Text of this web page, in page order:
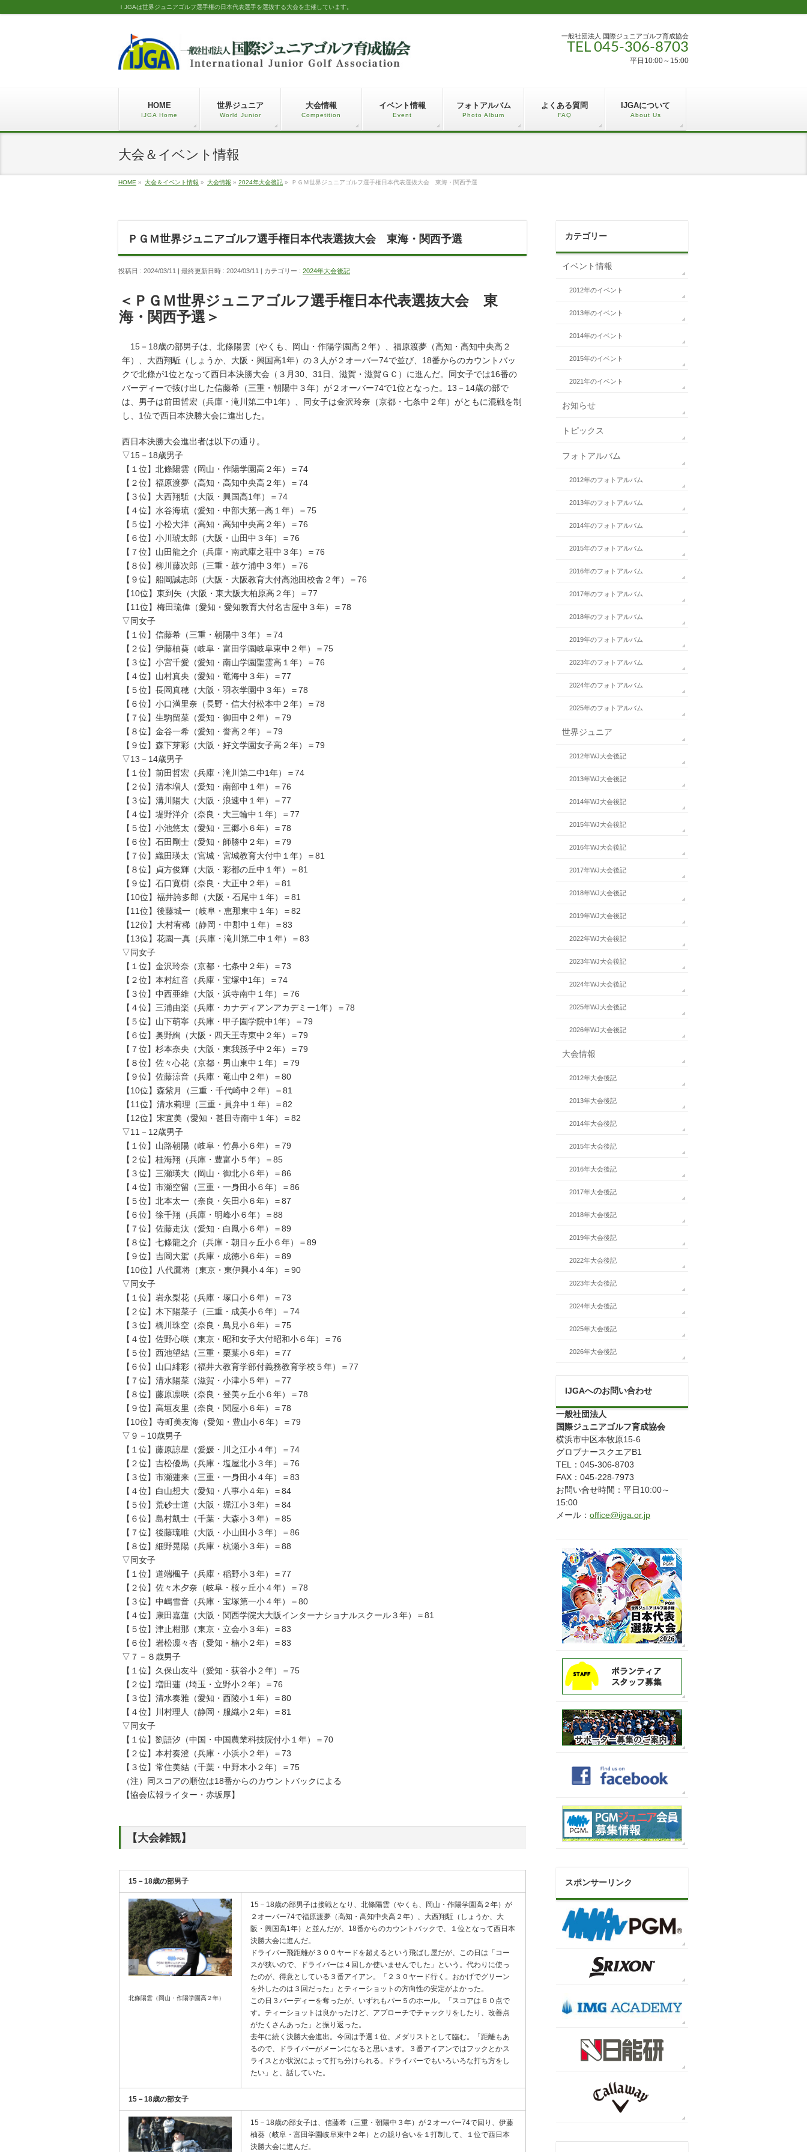
ＩJGAは世界ジュニアゴルフ選手権の日本代表選手を選抜する大会を主催しています。
一般社団法人 国際ジュニアゴルフ育成協会
TEL 045-306-8703
平日10:00～15:00
HOME
IJGA Home
世界ジュニア
World Junior
大会情報
Competition
イベント情報
Event
フォトアルバム
Photo Album
よくある質問
FAQ
IJGAについて
About Us
大会＆イベント情報
HOME » 大会＆イベント情報 » 大会情報 » 2024年大会後記 » ＰＧＭ世界ジュニアゴルフ選手権日本代表選抜大会 東海・関西予選
ＰＧＭ世界ジュニアゴルフ選手権日本代表選抜大会 東海・関西予選
投稿日 : 2024/03/11 最終更新日時 : 2024/03/11 カテゴリー : 2024年大会後記
＜ＰＧＭ世界ジュニアゴルフ選手権日本代表選抜大会 東
海・関西予選＞
15－18歳の部男子は、北條陽雲（やくも、岡山・作陽学園高２年）、福原渡夢（高知・高知中央高２
年）、大西翔駈（しょうか、大阪・興国高1年）の３人が２オーバー74で並び、18番からのカウントバッ
クで北條が1位となって西日本決勝大会（３月30、31日、滋賀・滋賀ＧＣ）に進んだ。同女子では16番の
バーディーで抜け出した信藤希（三重・朝陽中３年）が２オーバー74で1位となった。13－14歳の部で
は、男子は前田哲宏（兵庫・滝川第二中1年）、同女子は金沢玲奈（京都・七条中２年）がともに混戦を制
し、1位で西日本決勝大会に進出した。
西日本決勝大会進出者は以下の通り。
▽15－18歳男子
【１位】北條陽雲（岡山・作陽学園高２年）＝74
【２位】福原渡夢（高知・高知中央高２年）＝74
【３位】大西翔駈（大阪・興国高1年）＝74
【４位】水谷海琉（愛知・中部大第一高１年）＝75
【５位】小松大洋（高知・高知中央高２年）＝76
【６位】小川琥太郎（大阪・山田中３年）＝76
【７位】山田龍之介（兵庫・南武庫之荘中３年）＝76
【８位】柳川藤次郎（三重・鼓ケ浦中３年）＝76
【９位】船岡誠志郎（大阪・大阪教育大付高池田校舎２年）＝76
【10位】東到矢（大阪・東大阪大柏原高２年）＝77
【11位】梅田琉偉（愛知・愛知教育大付名古屋中３年）＝78
▽同女子
【１位】信藤希（三重・朝陽中３年）＝74
【２位】伊藤柚葵（岐阜・富田学園岐阜東中２年）＝75
【３位】小宮千愛（愛知・南山学園聖霊高１年）＝76
【４位】山村真央（愛知・竜海中３年）＝77
【５位】長岡真穂（大阪・羽衣学園中３年）＝78
【６位】小口満里奈（長野・信大付松本中２年）＝78
【７位】生駒留菜（愛知・御田中２年）＝79
【８位】金谷一希（愛知・誉高２年）＝79
【９位】森下芽彩（大阪・好文学園女子高２年）＝79
▽13－14歳男子
【１位】前田哲宏（兵庫・滝川第二中1年）＝74
【２位】清本増人（愛知・南部中１年）＝76
【３位】溝川陽大（大阪・浪速中１年）＝77
【４位】堤野洋介（奈良・大三輪中１年）＝77
【５位】小池悠太（愛知・三郷小６年）＝78
【６位】石田剛士（愛知・師勝中２年）＝79
【７位】織田瑛太（宮城・宮城教育大付中１年）＝81
【８位】貞方俊輝（大阪・彩都の丘中１年）＝81
【９位】石口寛樹（奈良・大正中２年）＝81
【10位】福井誇多郎（大阪・石尾中１年）＝81
【11位】後藤城一（岐阜・恵那東中１年）＝82
【12位】大村宥稀（静岡・中郡中１年）＝83
【13位】花園一真（兵庫・滝川第二中１年）＝83
▽同女子
【１位】金沢玲奈（京都・七条中２年）＝73
【２位】本村紅音（兵庫・宝塚中1年）＝74
【３位】中西亜維（大阪・浜寺南中１年）＝76
【４位】三浦由楽（兵庫・カナディアンアカデミー1年）＝78
【５位】山下萌寧（兵庫・甲子園学院中1年）＝79
【６位】奥野絢（大阪・四天王寺東中２年）＝79
【７位】杉本奈央（大阪・東我孫子中２年）＝79
【８位】佐々心花（京都・男山東中１年）＝79
【９位】佐藤涼音（兵庫・竜山中２年）＝80
【10位】森紫月（三重・千代崎中２年）＝81
【11位】清水莉理（三重・員弁中１年）＝82
【12位】宋宜美（愛知・甚目寺南中１年）＝82
▽11－12歳男子
【１位】山路朝陽（岐阜・竹鼻小６年）＝79
【２位】桂海翔（兵庫・豊富小５年）＝85
【３位】三瀬瑛大（岡山・御北小６年）＝86
【４位】市瀬空留（三重・一身田小６年）＝86
【５位】北本太一（奈良・矢田小６年）＝87
【６位】徐千翔（兵庫・明峰小６年）＝88
【７位】佐藤走汰（愛知・白鳳小６年）＝89
【８位】七條龍之介（兵庫・朝日ヶ丘小６年）＝89
【９位】吉岡大駕（兵庫・成徳小６年）＝89
【10位】八代鷹将（東京・東伊興小４年）＝90
▽同女子
【１位】岩永梨花（兵庫・塚口小６年）＝73
【２位】木下陽菜子（三重・成美小６年）＝74
【３位】橋川珠空（奈良・鳥見小６年）＝75
【４位】佐野心咲（東京・昭和女子大付昭和小６年）＝76
【５位】西池望結（三重・栗葉小６年）＝77
【６位】山口緋彩（福井大教育学部付義務教育学校５年）＝77
【７位】清水陽菜（滋賀・小津小５年）＝77
【８位】藤原凛咲（奈良・登美ヶ丘小６年）＝78
【９位】高垣友里（奈良・関屋小６年）＝78
【10位】寺町美友海（愛知・豊山小６年）＝79
▽９－10歳男子
【１位】藤原諒星（愛媛・川之江小４年）＝74
【２位】吉松優馬（兵庫・塩屋北小３年）＝76
【３位】市瀬蓮来（三重・一身田小４年）＝83
【４位】白山想大（愛知・八事小４年）＝84
【５位】荒砂士道（大阪・堀江小３年）＝84
【６位】島村凱士（千葉・大森小３年）＝85
【７位】後藤琉唯（大阪・小山田小３年）＝86
【８位】細野晃陽（兵庫・杭瀬小３年）＝88
▽同女子
【１位】道端楓子（兵庫・稲野小３年）＝77
【２位】佐々木夕奈（岐阜・桜ヶ丘小４年）＝78
【３位】中嶋雪音（兵庫・宝塚第一小４年）＝80
【４位】康田嘉蓮（大阪・関西学院大大阪インターナショナルスクール３年）＝81
【５位】津止柑那（東京・立会小３年）＝83
【６位】岩松凛々杏（愛知・楠小２年）＝83
▽７－８歳男子
【１位】久保山友斗（愛知・荻谷小２年）＝75
【２位】増田蓮（埼玉・立野小２年）＝76
【３位】清水奏雅（愛知・西陵小１年）＝80
【４位】川村理人（静岡・服織小２年）＝81
▽同女子
【１位】劉語汐（中国・中国農業科技院付小１年）＝70
【２位】本村奏澄（兵庫・小浜小２年）＝73
【３位】常住美結（千葉・中野木小２年）＝75
（注）同スコアの順位は18番からのカウントバックによる
【協会広報ライター・赤坂厚】
【大会雑観】
15－18歳の部男子
北條陽雲（岡山・作陽学園高２年）
15－18歳の部男子は接戦となり、北條陽雲（やくも、岡山・作陽学園高２年）が
２オーバー74で福原渡夢（高知・高知中央高２年）、大西翔駈（しょうか、大
阪・興国高1年）と並んだが、18番からのカウントバックで、１位となって西日本
決勝大会に進んだ。
ドライバー飛距離が３００ヤードを超えるという飛ばし屋だが、この日は「コー
スが狭いので、ドライバーは４回しか使いませんでした」という。代わりに使っ
たのが、得意としている３番アイアン。「２３０ヤード行く。おかげでグリーン
を外したのは３回だった」とティーショットの方向性の安定がよかった。
この日３バーディーを奪ったが、いずれもパー５のホール。「スコアは６０点で
す。ティーショットは良かったけど、アプローチでチャックリをしたり、改善点
がたくさんあった」と振り返った。
去年に続く決勝大会進出。今回は予選１位、メダリストとして臨む。「距離もあ
るので、ドライバーがメーンになると思います。３番アイアンではフックとかス
ライスとか状況によって打ち分けられる。ドライバーでもいろいろな打ち方をし
たい」と、話していた。
15－18歳の部女子
15－18歳の部女子は、信藤希（三重・朝陽中３年）が２オーバー74で回り、伊藤
柚葵（岐阜・富田学園岐阜東中２年）との競り合いを１打制して、１位で西日本
決勝大会に進んだ。
カテゴリー
イベント情報
2012年のイベント
2013年のイベント
2014年のイベント
2015年のイベント
2021年のイベント
お知らせ
トピックス
フォトアルバム
2012年のフォトアルバム
2013年のフォトアルバム
2014年のフォトアルバム
2015年のフォトアルバム
2016年のフォトアルバム
2017年のフォトアルバム
2018年のフォトアルバム
2019年のフォトアルバム
2023年のフォトアルバム
2024年のフォトアルバム
2025年のフォトアルバム
世界ジュニア
2012年WJ大会後記
2013年WJ大会後記
2014年WJ大会後記
2015年WJ大会後記
2016年WJ大会後記
2017年WJ大会後記
2018年WJ大会後記
2019年WJ大会後記
2022年WJ大会後記
2023年WJ大会後記
2024年WJ大会後記
2025年WJ大会後記
2026年WJ大会後記
大会情報
2012年大会後記
2013年大会後記
2014年大会後記
2015年大会後記
2016年大会後記
2017年大会後記
2018年大会後記
2019年大会後記
2022年大会後記
2023年大会後記
2024年大会後記
2025年大会後記
2026年大会後記
IJGAへのお問い合わせ
一般社団法人
国際ジュニアゴルフ育成協会
横浜市中区本牧原15-6
グロブナースクエアB1
TEL：045-306-8703
FAX：045-228-7973
お問い合せ時間：平日10:00～
15:00
メール： office@ijga.or.jp
スポンサーリンク